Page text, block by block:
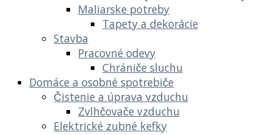
Maliarske potreby
Tapety a dekorácie
Stavba
Pracovné odevy
Chrániče sluchu
Domáce a osobné spotrebiče
Čistenie a úprava vzduchu
Zvlhčovače vzduchu
Elektrické zubné kefky